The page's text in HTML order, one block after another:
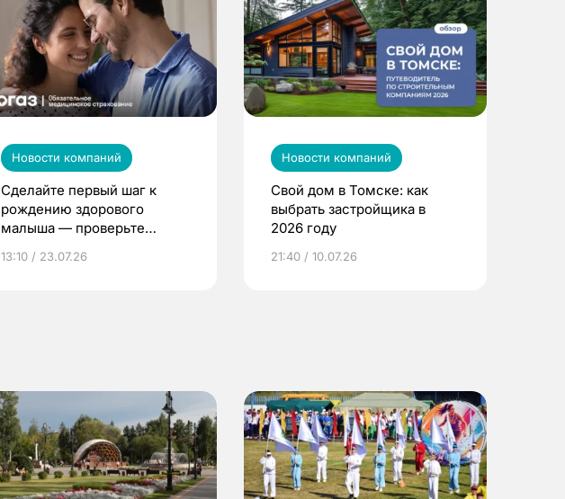
Новости компаний
Сделайте первый шаг к
рождению здорового
малыша — проверьте
по ОМС!
13:10 / 23.07.26
Новости компаний
Свой дом в Томске: как
выбрать застройщика в
2026 году
21:40 / 10.07.26